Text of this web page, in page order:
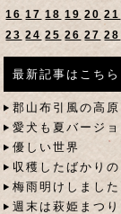
16 17 18 19 20 21
23 24 25 26 27 28
最新記事はこちら
郡山布引風の高
愛犬も夏バージョ
優しい世界
収穫したばかり
梅雨明けしました
週末は萩姫まつり